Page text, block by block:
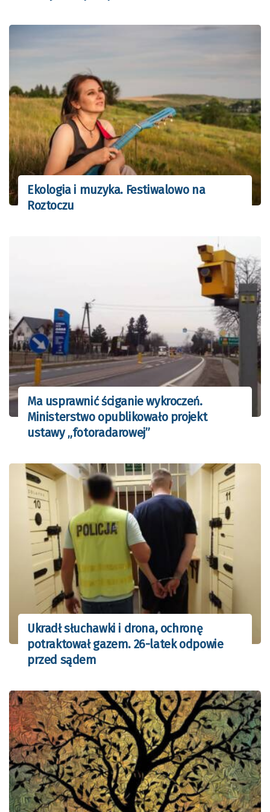
Ekologia i muzyka. Festiwalowo na
Roztoczu
Ma usprawnić ściganie wykroczeń.
Ministerstwo opublikowało projekt
ustawy „fotoradarowej”
Ukradł słuchawki i drona, ochronę
potraktował gazem. 26-latek odpowie
przed sądem